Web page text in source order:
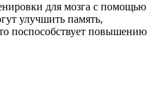
для мозга с помощью
улучшить память,
поспособствует повышению